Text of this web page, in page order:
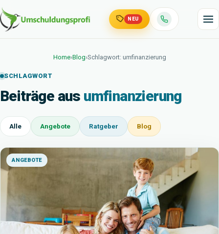
NEU
Home›Blog›Schlagwort: umfinanzierung
SCHLAGWORT
Beiträge aus umfinanzierung
Alle Angebote Ratgeber Blog
ANGEBOTE